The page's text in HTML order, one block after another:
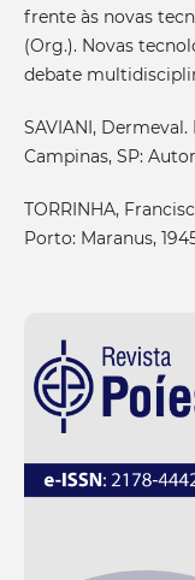
frente às novas
(Org.). Novas
debate
SAVIANI,
Campinas, SP:
TORRINHA,
Porto: Maranus,